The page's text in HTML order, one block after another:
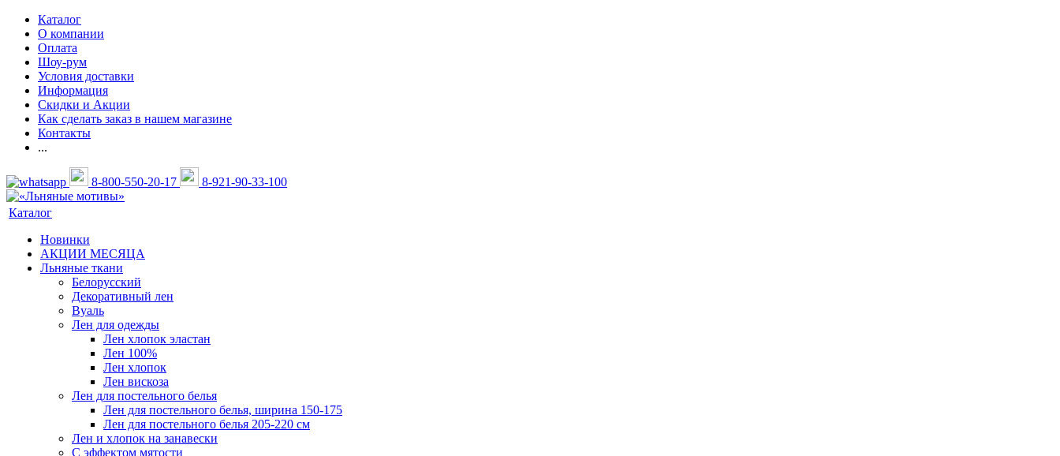
Каталог
О компании
Оплата
Шоу-рум
Условия доставки
Информация
Скидки и Акции
Как сделать заказ в нашем магазине
Контакты
...
8-800-550-20-17 8-921-90-33-100
Каталог
Новинки
АКЦИИ МЕСЯЦА
Льняные ткани
Белорусский
Декоративный лен
Вуаль
Лен для одежды
Лен хлопок эластан
Лен 100%
Лен хлопок
Лен вискоза
Лен для постельного белья
Лен для постельного белья, ширина 150-175
Лен для постельного белья 205-220 см
Лен и хлопок на занавески
С эффектом мятости